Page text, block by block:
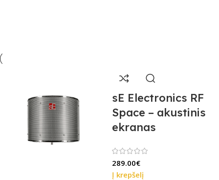
sE Electronics RF
Space – akustinis
ekranas
289.00€
Į krepšelį